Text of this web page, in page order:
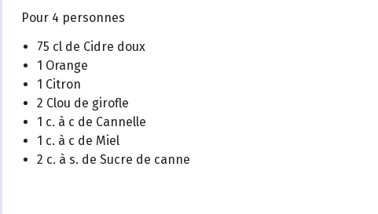
Pour 4 personnes
75 cl de Cidre doux
1 Orange
1 Citron
2 Clou de girofle
1 c. à c de Cannelle
1 c. à c de Miel
2 c. à s. de Sucre de canne